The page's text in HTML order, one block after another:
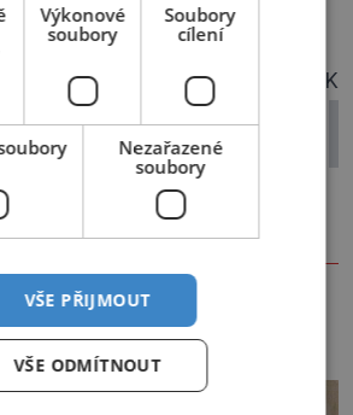
posedlost krásou a život
DALŠÍ ČLÁNEK
cestou k Římu své
slony na vorech?
z Mitrovic
Výkonové
soubory
Soubory
cílení
Nezařazené
soubory
VŠE PŘIJMOUT
VŠE ODMÍTNOUT